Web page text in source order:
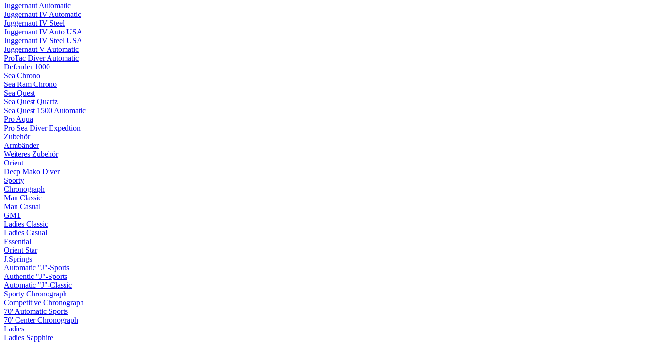
Juggernaut Automatic
Juggernaut IV Automatic
Juggernaut IV Steel
Juggernaut IV Auto USA
Juggernaut IV Steel USA
Juggernaut V Automatic
ProTac Diver Automatic
Defender 1000
Sea Chrono
Sea Ram Chrono
Sea Quest
Sea Quest Quartz
Sea Quest 1500 Automatic
Pro Aqua
Pro Sea Diver Expedtion
Zubehör
Armbänder
Weiteres Zubehör
Orient
Deep Mako Diver
Sporty
Chronograph
Man Classic
Man Casual
GMT
Ladies Classic
Ladies Casual
Essential
Orient Star
J.Springs
Automatic "J"-Sports
Authentic "J"-Sports
Automatic "J"-Classic
Sporty Chronograph
Competitive Chronograph
70' Automatic Sports
70' Center Chronograph
Ladies
Ladies Sapphire